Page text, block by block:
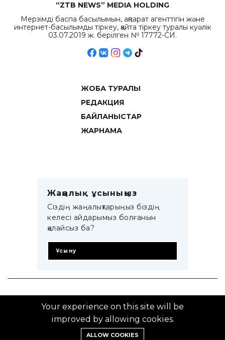
“ZTB NEWS” MEDIA HOLDING
Мерзімді баспа басылымын, ақпарат агенттігін және
интернет-басылымды тіркеу, қайта тіркеу туралы куәлік
03.07.2019 ж. берілген № 17772-СИ.
ЖОБА ТУРАЛЫ
РЕДАКЦИЯ
БАЙЛАНЫСТАР
ЖАРНАМА
Жаңалық ұсыныңыз
Сіздің жаңалықтарыңыз біздің
келесі айдарымыз болғанын
қалайсыз ба?
Ұсыну
© 2014–2025 ZTB.KZ
Your experience on this site will be
improved by allowing cookies.
ALLOW COOKIES